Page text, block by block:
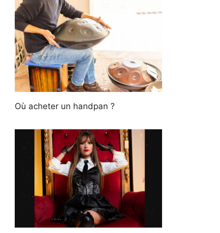
Où acheter un handpan ?